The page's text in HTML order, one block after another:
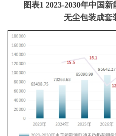
图表1 2023-2030年中国
无尘包装成套